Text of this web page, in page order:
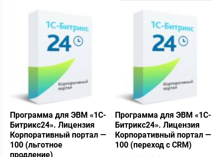
Программа для ЭВМ «1С-
Битрикс24». Лицензия
Корпоративный портал —
100 (льготное
продление)
Программа для ЭВМ «1С-
Битрикс24». Лицензия
Корпоративный портал —
100 (переход с CRM)